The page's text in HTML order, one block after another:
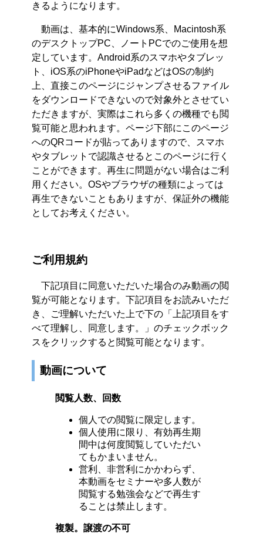
きるようになります。
動画は、基本的にWindows系、Macintosh系
のデスクトップPC、ノートPCでのご使用を想
定しています。Android系のスマホやタブレッ
ト、iOS系のiPhoneやiPadなどはOSの制約
上、直接このページにジャンプさせるファイル
をダウンロードできないので対象外とさせてい
ただきますが、実際はこれら多くの機種でも閲
覧可能と思われます。ページ下部にこのページ
へのQRコードが貼ってありますので、スマホ
やタブレットで認識させるとこのページに行く
ことができます。再生に問題がない場合はご利
用ください。OSやブラウザの種類によっては
再生できないこともありますが、保証外の機能
としてお考えください。
ご利用規約
下記項目に同意いただいた場合のみ動画の閲
覧が可能となります。下記項目をお読みいただ
き、ご理解いただいた上で下の「上記項目をす
べて理解し、同意します。」のチェックボック
スをクリックすると閲覧可能となります。
動画について
閲覧人数、回数
個人での閲覧に限定します。
個人使用に限り、有効再生期
間中は何度閲覧していただい
てもかまいません。
営利、非営利にかかわらず、
本動画をセミナーや多人数が
閲覧する勉強会などで再生す
ることは禁止します。
複製。譲渡の不可